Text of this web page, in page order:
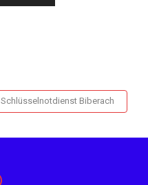
Schlüsselnotdienst Biberach